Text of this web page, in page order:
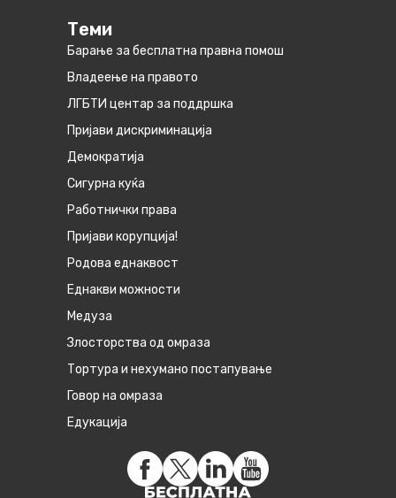
Теми
Барање за бесплатна правна помош
Владеење на правото
ЛГБТИ центар за поддршка
Пријави дискриминација
Демократија
Сигурна куќа
Работнички права
Пријави корупција!
Родова еднаквост
Eднакви можности
Медуза
Злосторства од омраза
Тортура и нехумано постапување
Говор на омраза
Едукација